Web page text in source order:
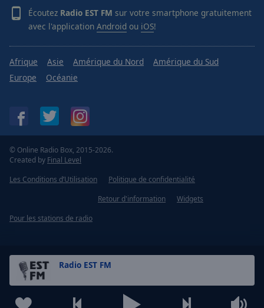
Radio EST FM
Écoutez Radio EST FM sur votre smartphone gratuitement
avec l'application Android ou iOS!
Afrique Asie Amérique du Nord
Amérique du Sud
Europe
Océanie
© Online Radio Box, 2015-2026.
Created by Final Level
Les Conditions d’Utilisation
Politique de confidentialité
Retour d'information
Widgets
Pour les stations de radio